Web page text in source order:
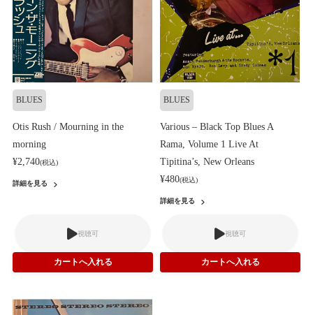
BLUES
Otis Rush / Mourning in the
morning
¥2,740(税込)
詳細を見る
視聴可
BLUES
Various – Black Top Blues A
Rama, Volume 1 Live At
Tipitina’s, New Orleans
¥480(税込)
詳細を見る
視聴可